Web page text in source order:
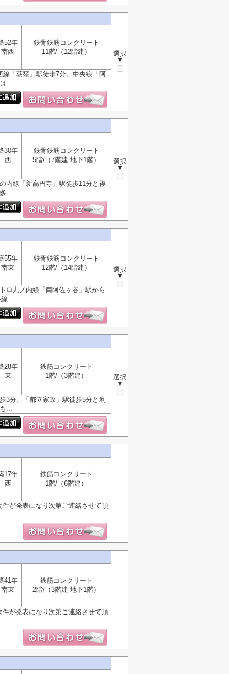
選択
▼
52年
南西
鉄骨鉄筋コンクリート
11階/（12階建）
「荻窪」駅徒歩7分。中央線「阿
...
選択
▼
30年
西
鉄骨鉄筋コンクリート
5階/（7階建 地下1階）
内線「新高円寺」駅徒歩11分と複
...
選択
▼
55年
南東
鉄骨鉄筋コンクリート
12階/（14階建）
ロ丸ノ内線「南阿佐ヶ谷」駅から
...
選択
▼
28年
東
鉄筋コンクリート
1階/（3階建）
3分。「都立家政」駅徒歩5分と利
...
17年
西
鉄筋コンクリート
1階/（6階建）
が発表になり次第ご連絡させて頂
41年
南東
鉄筋コンクリート
2階/（3階建 地下1階）
が発表になり次第ご連絡させて頂